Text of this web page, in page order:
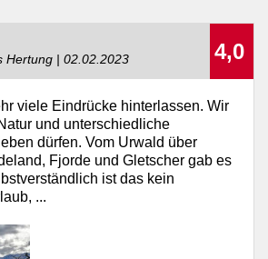
4,0
Hertung | 02.02.2023
viele Eindrücke hinterlassen. Wir
und unterschiedliche
dürfen. Vom Urwald über
Fjorde und Gletscher gab es
ist das kein